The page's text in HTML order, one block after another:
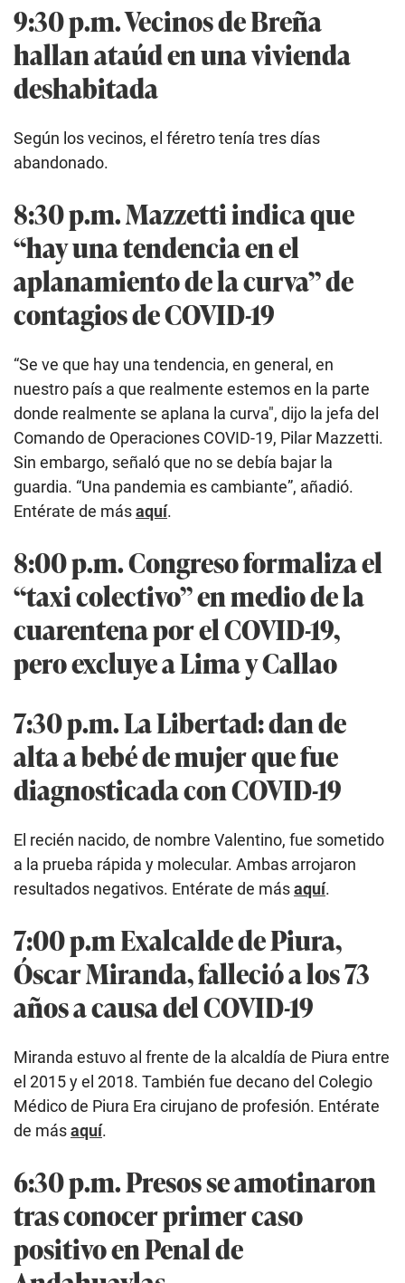
9:30 p.m. Vecinos de Breña
hallan ataúd en una vivienda
deshabitada
Según los vecinos, el féretro tenía tres días
abandonado.
8:30 p.m. Mazzetti indica que
“hay una tendencia en el
aplanamiento de la curva” de
contagios de COVID-19
“Se ve que hay una tendencia, en general, en
nuestro país a que realmente estemos en la parte
donde realmente se aplana la curva", dijo la jefa del
Comando de Operaciones COVID-19, Pilar Mazzetti.
Sin embargo, señaló que no se debía bajar la
guardia. “Una pandemia es cambiante”, añadió.
Entérate de másaquí.
8:00 p.m. Congreso formaliza el
“taxi colectivo” en medio de la
cuarentena por el COVID-19,
pero excluye a Lima y Callao
7:30 p.m. La Libertad: dan de
alta a bebé de mujer que fue
diagnosticada con COVID-19
El recién nacido, de nombre Valentino, fue sometido
a la prueba rápida y molecular. Ambas arrojaron
resultados negativos. Entérate de másaquí.
7:00 p.m Exalcalde de Piura,
Óscar Miranda, falleció a los 73
años a causa del COVID-19
Miranda estuvo al frente de la alcaldía de Piura entre
el 2015 y el 2018. También fue decano del Colegio
Médico de Piura Era cirujano de profesión. Entérate
de másaquí.
6:30 p.m. Presos se amotinaron
tras conocer primer caso
positivo en Penal de